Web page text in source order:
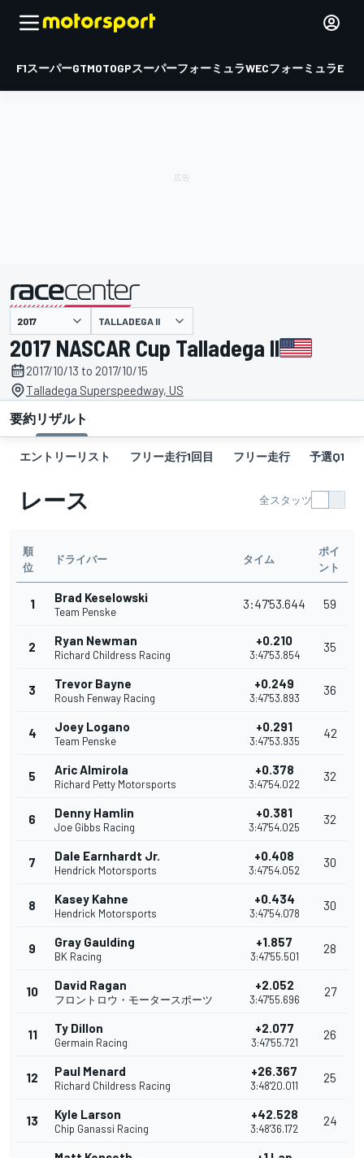
F1スーパーGTMOTOGPスーパーフォーミュラWECフォーミュラE
主催 TALLADEGA II
2017 NASCAR Cup Talladega II
2017/10/13 to 2017/10/15
Talladega Superspeedway, US
要約リザルト
エントリーリスト フリー走行1回目 フリー走行 予選Q1
レース 全スタッツ
順
位
ドライバー タイム
ポイ
ント
1 Brad Keselowski
Team Penske
3:47'53.644 59
2 Ryan Newman
Richard Childress Racing
+0.210
3:47'53.854
35
3 Trevor Bayne
Roush Fenway Racing
+0.249
3:47'53.893
36
4 Joey Logano
Team Penske
+0.291
3:47'53.935
42
5 Aric Almirola
Richard Petty Motorsports
+0.378
3:47'54.022
32
6 Denny Hamlin
Joe Gibbs Racing
+0.381
3:47'54.025
32
7 Dale Earnhardt Jr.
Hendrick Motorsports
+0.408
3:47'54.052
30
8 Kasey Kahne
Hendrick Motorsports
+0.434
3:47'54.078
30
9 Gray Gaulding
BK Racing
+1.857
3:47'55.501
28
10 David Ragan
フロントロウ・モータースポーツ
+2.052
3:47'55.696
27
11 Ty Dillon
Germain Racing
+2.077
3:47'55.721
26
12 Paul Menard
Richard Childress Racing
+26.367
3:48'20.011
25
13 Kyle Larson
Chip Ganassi Racing
+42.528
3:48'36.172
24